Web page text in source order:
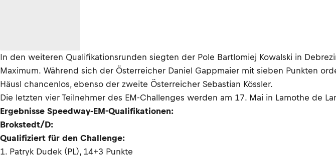
In den weiteren Qualifikationsrunden siegten der Pole Bartlomiej Kowalski in
Maximum. Während sich der Österreicher Daniel Gappmaier mit sieben Punkten
Häusl chancenlos, ebenso der zweite Österreicher Sebastian Kössler.
Die letzten vier Teilnehmer des EM-Challenges werden am 17. Mai in Lamothe de
Ergebnisse Speedway-EM-Qualifikationen:
Brokstedt/D:
Qualifiziert für den Challenge:
1. Patryk Dudek (PL), 14+3 Punkte